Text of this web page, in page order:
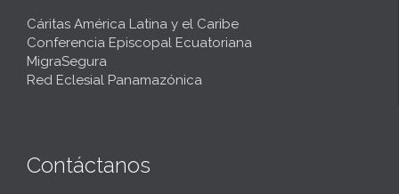
Cáritas América Latina y el Caribe
Conferencia Episcopal Ecuatoriana
MigraSegura
Red Eclesial Panamazónica
Contáctanos